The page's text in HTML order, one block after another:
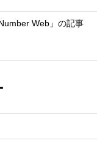
Web」の記事